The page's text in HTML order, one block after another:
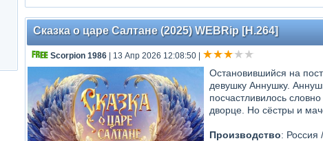
Сказка о царе Салтане (2025) WEBRip [H.264]
Scorpion 1986| 13 Апр 2026 12:08:50|
Остановившийся на
девушку Аннушку.
посчастливилось
дворце. Но сёстры и
Производство: Россия